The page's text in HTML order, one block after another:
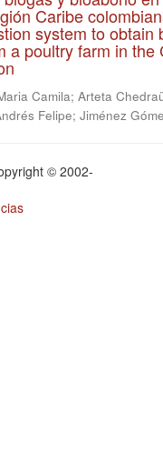
Caribe
system to obtain
a poultry farm in the
Camila; Arteta
Felipe; Jiménez
© 2002-